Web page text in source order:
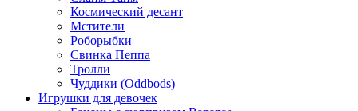
Космический десант
Мстители
Роборыбки
Свинка Пеппа
Тролли
Чуддики (Oddbods)
Игрушки для девочек